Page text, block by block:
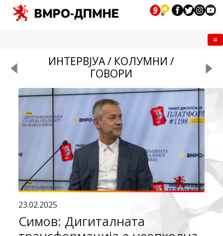
ИНТЕРВЈУА / КОЛУМНИ /
ГОВОРИ
23.02.2025
Симов: Дигиталната